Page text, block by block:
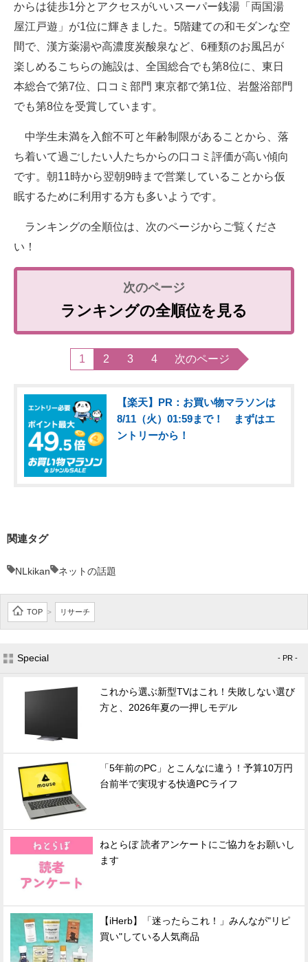
からは徒歩1分とアクセスがいいスーパー銭湯「両国湯
屋江戸遊」が1位に輝きました。5階建ての和モダンな空
間で、漢方薬湯や高濃度炭酸泉など、6種類のお風呂が
楽しめるこちらの施設は、全国総合でも第8位に、東日
本総合で第7位、口コミ部門 東京都で第1位、岩盤浴部門
でも第8位を受賞しています。
中学生未満を入館不可と年齢制限があることから、落
ち着いて過ごしたい人たちからの口コミ評価が高い傾向
です。朝11時から翌朝9時まで営業していることから仮
眠するために利用する方も多いようです。
ランキングの全順位は、次のページからご覧くださ
い！
ランキングの全順位を見る
1 2 3 4 次のページ
【楽天】PR：お買い物マラソンは
8/11（火）01:59まで！ まずはエ
ントリーから！
関連タグ
NLkikan ネットの話題
TOP > リサーチ
Special - PR -
これから選ぶ新型TVはこれ！失敗しない選び
方と、2026年夏の一押しモデル
「5年前のPC」とこんなに違う！予算10万円
台前半で実現する快適PCライフ
ねとらぼ 読者アンケートにご協力をお願いし
ます
【iHerb】「迷ったらこれ！」みんなが"リピ
買い"している人気商品